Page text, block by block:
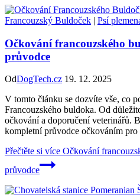
Francouzský Buldoček | Psí
Očkování francouzského
průvodce
OdDogTech.cz 19. 12. 2025
V tomto článku se dozvíte vše, co
Francouzského buldoka. Od
očkování a doporučení veterinářů.
kompletní průvodce očkováním pro
Přečtěte si více Očkování
průvodce